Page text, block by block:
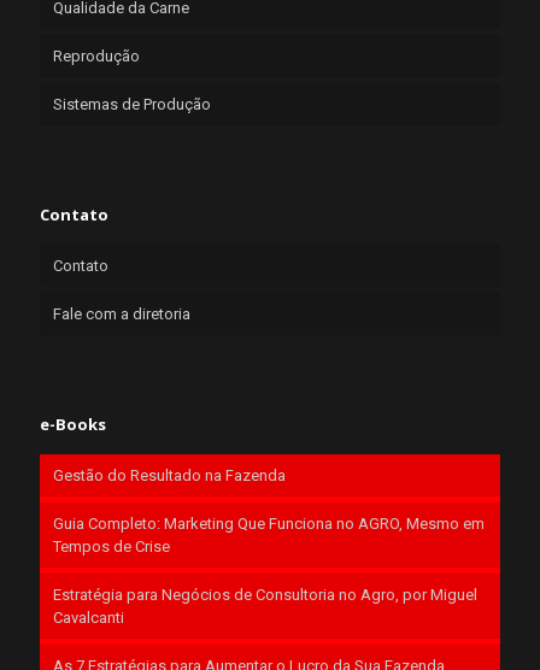
Qualidade da Carne
Reprodução
Sistemas de Produção
Contato
Contato
Fale com a diretoria
e-Books
Gestão do Resultado na Fazenda
Guia Completo: Marketing Que Funciona no AGRO, Mesmo em
Tempos de Crise
Estratégia para Negócios de Consultoria no Agro, por Miguel
Cavalcanti
As 7 Estratégias para Aumentar o Lucro da Sua Fazenda